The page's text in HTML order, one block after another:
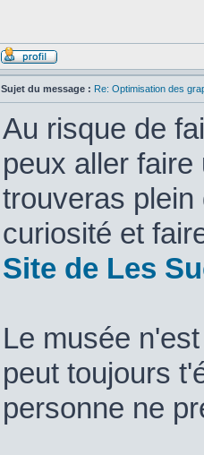
Sujet du message : Re: Optimisation des
Au risque de
peux aller
trouveras
curiosité et
Site de Les
Le musée
peut toujours
personne ne